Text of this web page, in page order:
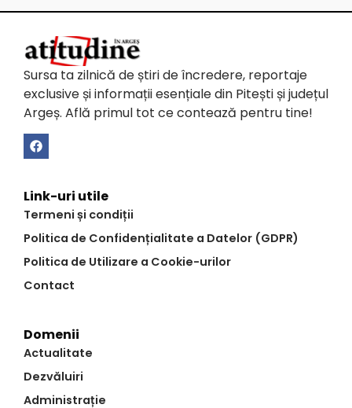
Sursa ta zilnică de știri de încredere, reportaje
exclusive și informații esențiale din Pitești și județul
Argeș. Află primul tot ce contează pentru tine!
Link-uri utile
Termeni și condiții
Politica de Confidențialitate a Datelor (GDPR)
Politica de Utilizare a Cookie-urilor
Contact
Domenii
Actualitate
Dezvăluiri
Administrație